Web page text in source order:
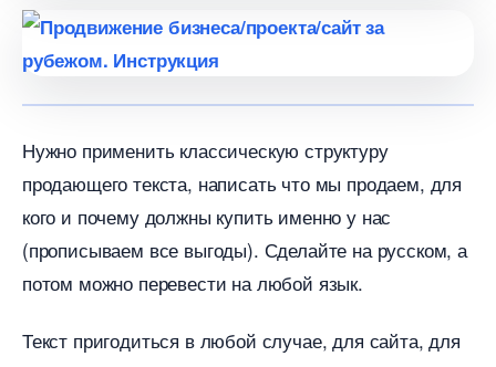
Нужно применить классическую структуру
продающего текста, написать что мы продаем, для
кого и почему должны купить именно у нас
(прописываем все выгоды). Сделайте на русском, а
потом можно перевести на любой язык.
Текст пригодиться в любой случае, для сайта, для